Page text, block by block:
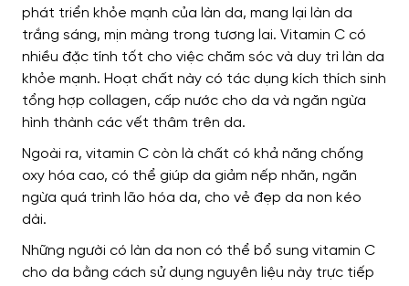
phát triển khỏe mạnh của làn da, mang lại làn da
trắng sáng, mịn màng trong tương lai. Vitamin C có
nhiều đặc tính tốt cho việc chăm sóc và duy trì làn da
khỏe mạnh. Hoạt chất này có tác dụng kích thích sinh
tổng hợp collagen, cấp nước cho da và ngăn ngừa
hình thành các vết thâm trên da.
Ngoài ra, vitamin C còn là chất có khả năng chống
oxy hóa cao, có thể giúp da giảm nếp nhăn, ngăn
ngừa quá trình lão hóa da, cho vẻ đẹp da non kéo
dài.
Những người có làn da non có thể bổ sung vitamin C
cho da bằng cách sử dụng nguyên liệu này trực tiếp